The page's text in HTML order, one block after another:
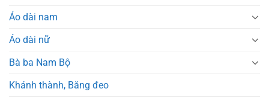
Áo dài nam
Áo dài nữ
Bà ba Nam Bộ
Khánh thành, Băng đeo